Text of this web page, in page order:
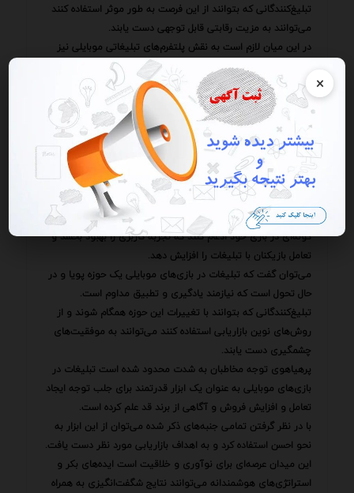
×
تبلیغ‌کنندگانی که بتوانند از این فرصت به طور موثر استفاده کنند
می‌توانند به مزیت رقابتی قابل توجهی دست یابند.
در این میان لازم است به نقش پلتفرم‌های تبلیغاتی موبایلی نیز
این پلتفرم‌ها ابزارهایی را در اختیار تبلیغ‌کنندگان قرار می‌دهند که
به آن‌ها کمک می‌کند تا کمپین‌های تبلیغاتی خود را به طور
موثرتری مدیریت و بهینه‌سازی کنند.
این ابزارها شامل هدف‌گیری دقیق مخاطبان ردیابی عملکرد تبلیغات
و ارائه گزارش‌های تحلیلی است.
همچنین نقش توسعه‌دهندگان بازی‌های موبایلی نیز در این فرآیند
حائز اهمیت است.
توسعه‌دهندگان می‌توانند با همکاری با تبلیغ‌کنندگان تبلیغات را به
گونه‌ای در بازی خود ادغام کنند که تجربه کاربری را بهبود بخشد و
تعامل بازیکنان با تبلیغات را افزایش دهد.
می‌توان گفت که تبلیغات در بازی‌های موبایلی یک حوزه پویا و در
حال تحول است که نیازمند یادگیری و تطبیق مداوم است.
تبلیغ‌کنندگانی که بتوانند با تغییرات این حوزه همگام شوند و از
روش‌های نوین بازاریابی استفاده کنند می‌توانند به موفقیت‌های
چشمگیری دست یابند.
پرهیاهوی توجه مخاطبان به شدت محدود شده است تبلیغات در
بازی‌های موبایلی به عنوان یک ابزار قدرتمند برای جلب توجه ایجاد
تعامل و افزایش فروش و آگاهی از برند قد علم کرده است.
با در نظر گرفتن تمامی جنبه‌های ذکر شده می‌توان از این ابزار به
نحو احسن استفاده کرد و به اهداف بازاریابی مورد نظر دست یافت.
این میدان عرصه‌ای برای نوآوری و خلاقیت است ایده‌های بکر و
استراتژی‌های هوشمندانه می‌توانند نتایج شگفت‌انگیزی به همراه